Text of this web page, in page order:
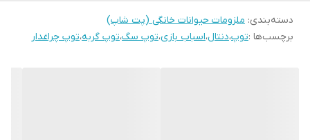
دسته‌بندی: ملزومات حیوانات خانگی (پت شاپ)
برچسب‌ها :توپ،دنتال،اسباب بازی،توپ سگ،توپ گربه،توپ چراغدار